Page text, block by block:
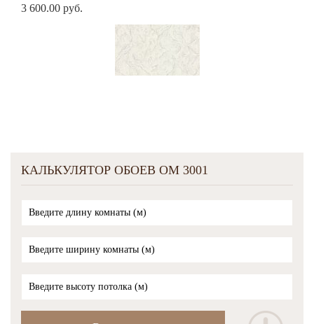
3 600.00 руб.
КАЛЬКУЛЯТОР ОБОЕВ OM 3001